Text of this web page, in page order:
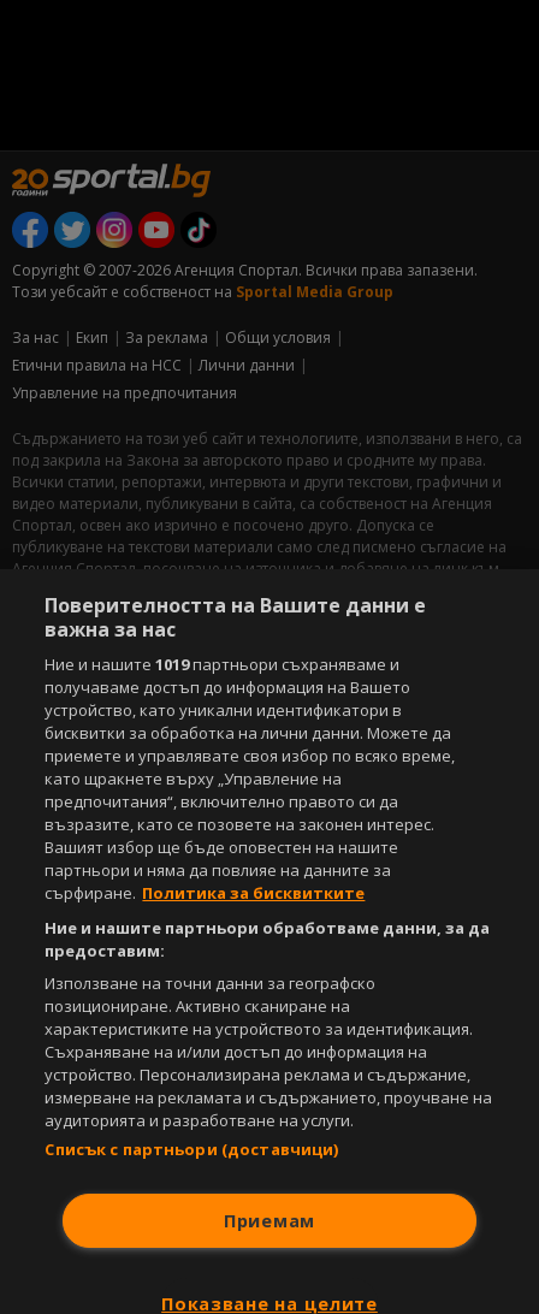
Copyright © 2007-2026 Агенция Спортал. Всички права запазени.
Този уебсайт е собственост на Sportal Media Group
За нас Екип За рекламa
Общи условия
Етични правила на НСС
Лични данни
Управление на предпочитания
Съдържанието на този уеб сайт и технологиите, използвани в него, са
под закрила на Закона за авторското право и сродните му права.
Всички статии, репортажи, интервюта и други текстови, графични и
видео материали, публикувани в сайта, са собственост на Агенция
Спортал, освен ако изрично е посочено друго. Допуска се
публикуване на текстови материали само след писмено съгласие на
Агенция Спортал, посочване на източника и добавяне на линк към
публикувани в сайта, е строго забранено. Нарушителите ще бъдат
санкционирани с цялата строгост на закона.
приложение за:
Android
Powered by:
Поверителността на Вашите данни е
важна за нас
Ние и нашите1019партньори съхраняваме и
получаваме достъп до информация на Вашето
устройство, като уникални идентификатори в
бисквитки за обработка на лични данни. Можете да
приемете и управлявате своя избор по всяко време,
като щракнете върху „Управление на
предпочитания“, включително правото си да
възразите, като се позовете на законен интерес.
Вашият избор ще бъде оповестен на нашите
партньори и няма да повлияе на данните за
сърфиране. Политика за бисквитките
Ние и нашите партньори обработваме данни, за да
предоставим:
Използване на точни данни за географско
позициониране. Активно сканиране на
характеристиките на устройството за идентификация.
Съхраняване на и/или достъп до информация на
устройство. Персонализирана реклама и съдържание,
измерване на рекламата и съдържанието, проучване на
аудиторията и разработване на услуги.
Списък с партньори (доставчици)
Приемам
Показване на целите